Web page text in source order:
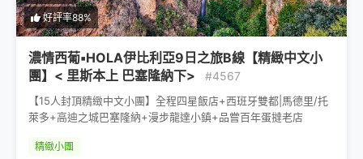
好評率88%
濃情西葡▪HOLA伊比利亞9日之旅B線【精緻中文小
團】< 里斯本上 巴塞隆納下>
#4567
【15人封頂精緻中文小團】全程四星飯店+西班牙雙都|馬德里/托
萊多+高迪之城巴塞隆納+漫步龍達小鎮+品嘗百年蛋撻老店
精緻小團